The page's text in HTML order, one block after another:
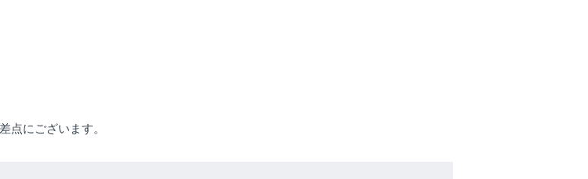
点にございます。